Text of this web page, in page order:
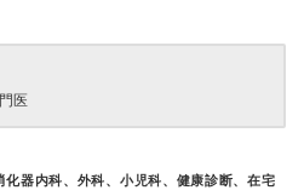
医
器内科、外科、小児科、健康診断、在宅